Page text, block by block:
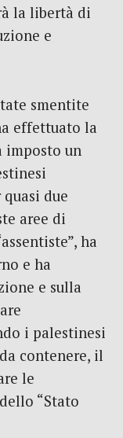
la libertà di
e
smentite
effettuato la
imposto un
due
aree di
ha
e ha
e sulla
i palestinesi
contenere, il
le
“Stato